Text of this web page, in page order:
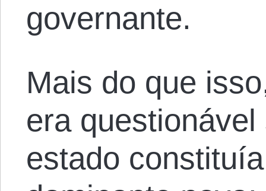
governante.
Mais do que
era
estado